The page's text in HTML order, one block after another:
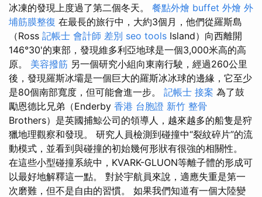
冰凍的發現上度過了第二個冬天。 餐點外燴 buffet 外燴 外
埔筋膜整復 在最長的旅行中，大約3個月，他們從羅斯島
（Ross 記帳士 會計師 差別 seo tools Island）向西離開
146°30'的東部，發現維多利亞地球是一個3,000米高的高
原。 美容撥筋 另一個研究小組向東南行駛，經過260公里
後，發現羅斯冰壩是一個巨大的羅斯冰冰球的邊緣，它至少
是80個南部寬度，但可能會進一步。 記帳士 接案 為了鼓
勵恩德比兄弟（Enderby 香港 台胞證 新竹 整骨
Brothers）是英國捕鯨公司的領導人，越來越多的船隻是狩
獵地理觀察和發現。 研究人員檢測到碰撞中“裂紋碎片”的流
動模式，並看到與碰撞的初始幾何形狀有很強的相關性。
在這些小型碰撞系統中，KVARK-GLUON等離子體的形成可
以最好地解釋這一點。 對於宇航員來說，適應失重是第一
次磨難，但不是自由的習慣。 如果我們知道有一個大陸變